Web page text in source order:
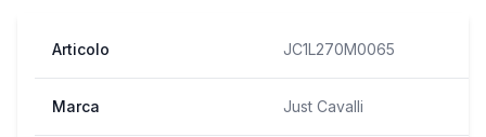
Articolo JC1L270M0065
Marca Just Cavalli